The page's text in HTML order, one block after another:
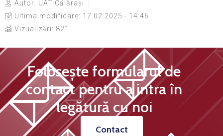
Autor: UAT Călărași
Ultima modificare: 17.02.2025 - 14:46
Vizualizări: 821
Folosește formularul de
contact pentru a intra în
legătură cu noi
Contact